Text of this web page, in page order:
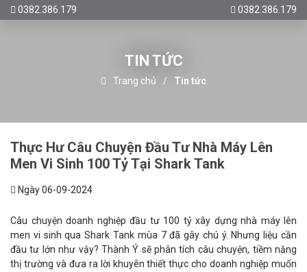
0382.386.179 0382.386.179
TIN TỨC
Trang chủ Tin tức
Thực Hư Câu Chuyện Đầu Tư Nhà Máy Lên
Men Vi Sinh 100 Tỷ Tại Shark Tank
Ngày 06-09-2024
Câu chuyện doanh nghiệp đầu tư 100 tỷ xây dựng nhà máy lên
men vi sinh qua Shark Tank mùa 7 đã gây chú ý. Nhưng liệu cần
đầu tư lớn như vậy? Thành Ý sẽ phân tích câu chuyện, tiềm năng
thị trường và đưa ra lời khuyên thiết thực cho doanh nghiệp muốn